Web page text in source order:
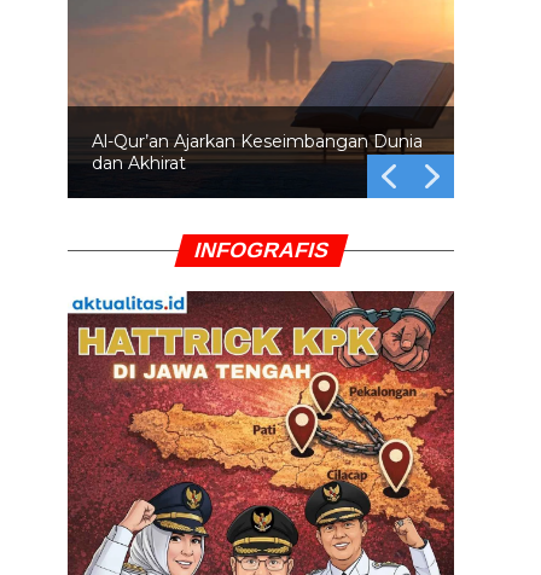
Al-Qur’an Ajarkan Keseimbangan Dunia
dan Akhirat
INFOGRAFIS